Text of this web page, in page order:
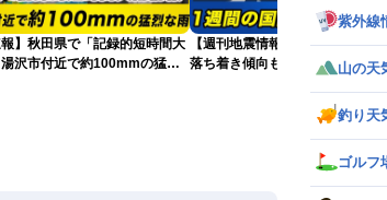
報】秋田県で「記録的短時間大
沢市付近で約100mmの猛烈
【週刊地震情報】熊本地震の余
落ち着き傾向も…依然として震度
紫外線
山の天
釣り天
ゴルフ